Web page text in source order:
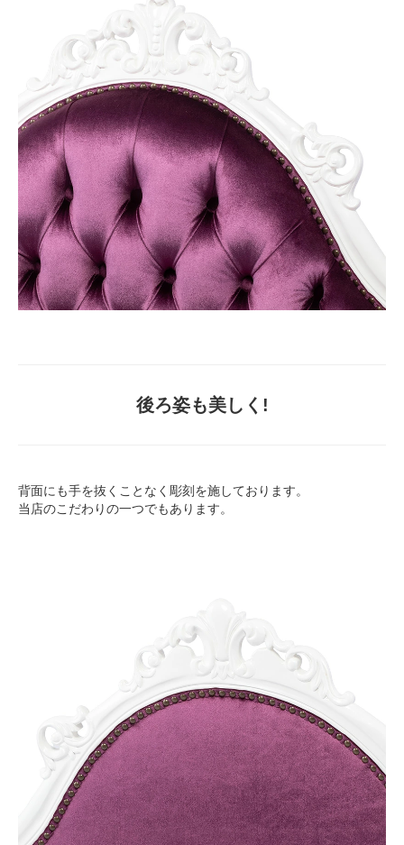
後ろ姿も美しく!
背面にも手を抜くことなく彫刻を施しております。
当店のこだわりの一つでもあります。